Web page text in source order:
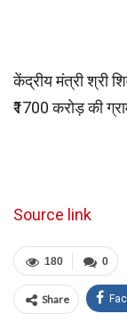
केंद्रीय मंत्री श्री
₹1700 करोड़ की
Source link
0
180
Share